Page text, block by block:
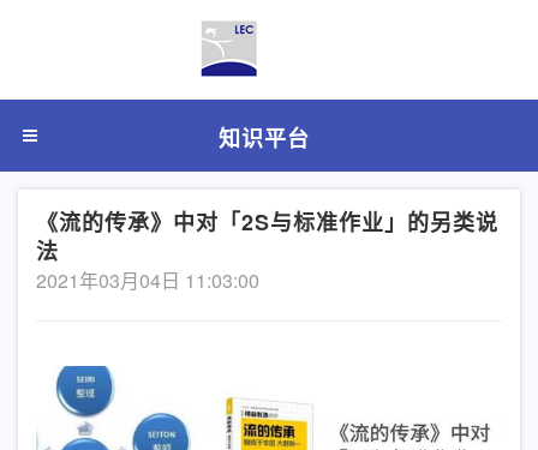
知识平台
《流的传承》中对「2S与标准作业」的另类说
法
2021年03月04日 11:03:00